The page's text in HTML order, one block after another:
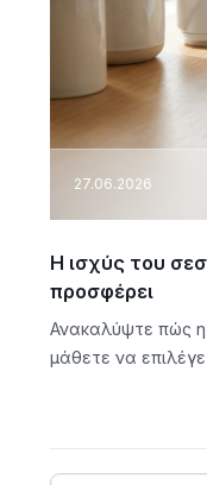
27.06.2026
Η ισχύς του
προσφέρει
Ανακαλύψτε πώς η
μάθετε να